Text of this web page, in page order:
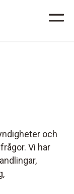
och
Vi har